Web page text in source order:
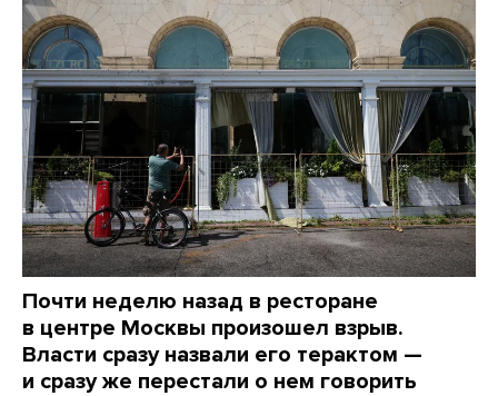
Почти неделю назад в ресторане
в центре Москвы произошел взрыв.
Власти сразу назвали его терактом —
и сразу же перестали о нем говорить